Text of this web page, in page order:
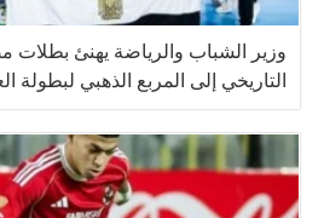
وزير الشباب والرياضة يهنئ بطلات
التاريخي إلى المربع الذهبي لبطولة